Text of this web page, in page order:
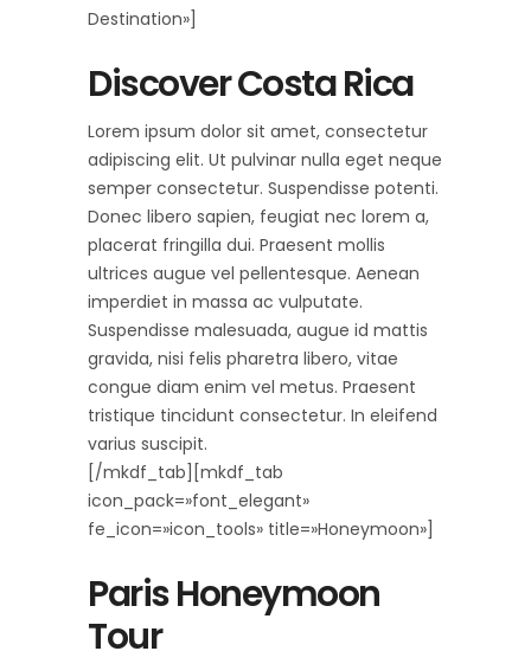
Destination»]
Discover Costa Rica
Lorem ipsum dolor sit amet, consectetur
adipiscing elit. Ut pulvinar nulla eget neque
semper consectetur. Suspendisse potenti.
Donec libero sapien, feugiat nec lorem a,
placerat fringilla dui. Praesent mollis
ultrices augue vel pellentesque. Aenean
imperdiet in massa ac vulputate.
Suspendisse malesuada, augue id mattis
gravida, nisi felis pharetra libero, vitae
congue diam enim vel metus. Praesent
tristique tincidunt consectetur. In eleifend
varius suscipit.
[/mkdf_tab][mkdf_tab
icon_pack=»font_elegant»
fe_icon=»icon_tools» title=»Honeymoon»]
Paris Honeymoon
Tour